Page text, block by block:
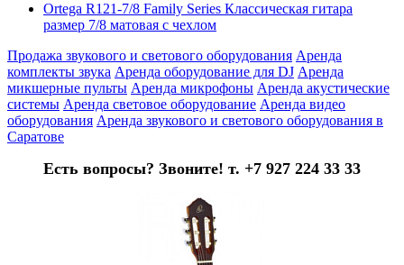
Ortega R121-7/8 Family Series Классическая гитара
размер 7/8 матовая с чехлом
Продажа звукового и светового оборудования Аренда
комплекты звука Аренда оборудование для DJ Аренда
микшерные пульты Аренда микрофоны Аренда акустические
системы Аренда световое оборудование Аренда видео
оборудования Аренда звукового и светового оборудования в
Саратове
Есть вопросы? Звоните! т. +7 927 224 33 33